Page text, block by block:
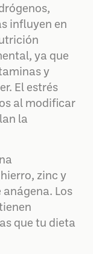
influyen en
ya que
y
El estrés
al modificar
la
zinc y
Los
que tu dieta